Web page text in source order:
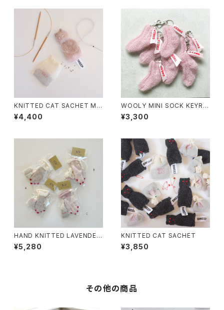
KNITTED CAT SACHET MIL
KTEA
¥4,400
WOOLY MINI SOCK KEYRIN
G FAIRY PINK
¥3,300
HAND KNITTED LAVENDER
SACHET
¥5,280
KNITTED CAT SACHET
¥3,850
その他の商品